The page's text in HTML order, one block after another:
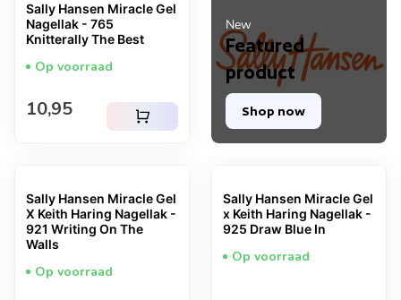
New
Featured
product
Shop now
Sally Hansen Miracle Gel
Nagellak - 765
Knitterally The Best
Op voorraad
Normale prijs
10,95 shopping_cart
Sally Hansen Miracle Gel
X Keith Haring Nagellak -
921 Writing On The
Walls
Op voorraad
Sally Hansen Miracle Gel
x Keith Haring Nagellak -
925 Draw Blue In
Op voorraad